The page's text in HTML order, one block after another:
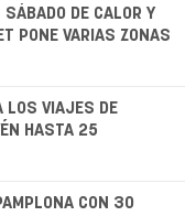
SÁBADO DE CALOR Y
PONE VARIAS ZONAS
LOS VIAJES DE
HASTA 25
CON 30